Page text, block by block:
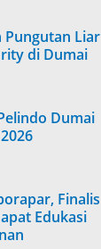
Pungutan Liar
di Dumai
Dumai
Finalis
Edukasi